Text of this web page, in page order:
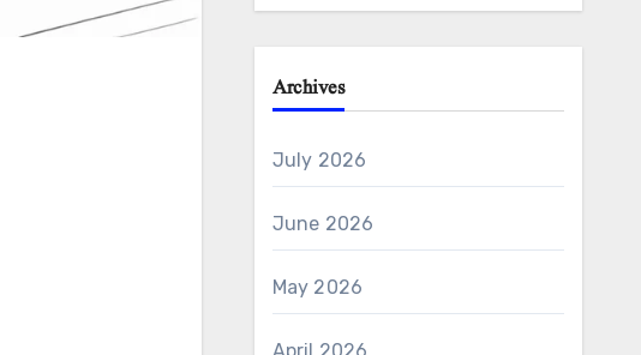
Archives
July 2026
June 2026
May 2026